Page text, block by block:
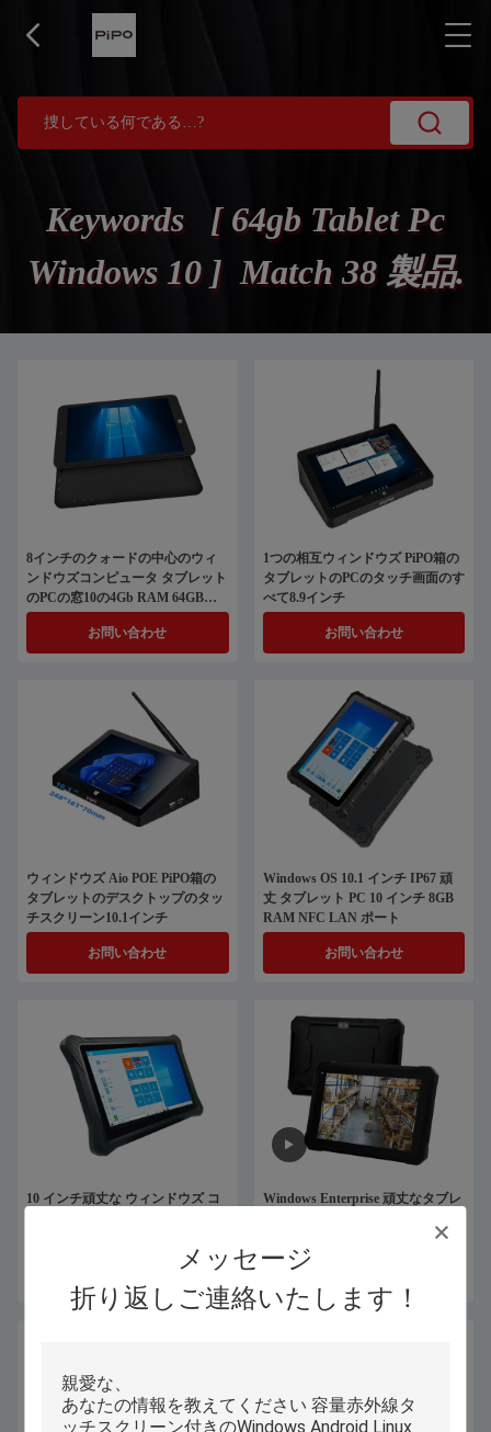
メッセージ
折り返しご連絡いたします！
Keywords [ 64gb Tablet Pc
Windows 10 ] Match 38 製品.
8インチのクォードの中心のウィ
ンドウズコンピュータ タブレット
のPCの窓10の4Gb RAM 64GB
ROM
お問い合わせ
1つの相互ウィンドウズ PiPO箱の
タブレットのPCのタッチ画面のす
べて8.9インチ
お問い合わせ
ウィンドウズ Aio POE PiPO箱の
タブレットのデスクトップのタッ
チスクリーン10.1インチ
お問い合わせ
Windows OS 10.1 インチ IP67 頑
丈 タブレット PC 10 インチ 8GB
RAM NFC LAN ポート
お問い合わせ
10 インチ頑丈な ウィンドウズ コ
Windows Enterprise 頑丈なタブレ